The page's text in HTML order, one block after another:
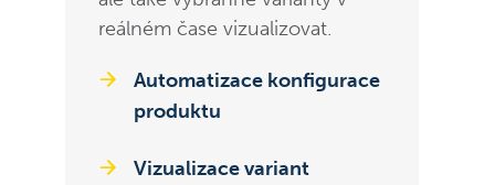
reálném čase vizualizovat.
Automatizace konfigurace
produktu
Vizualizace variant